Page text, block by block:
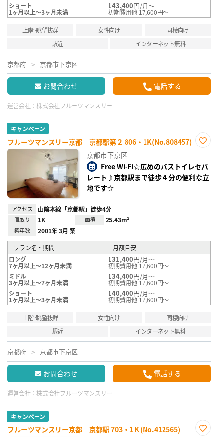
ショート
1ヶ月以上～3ヶ月未満
143,400円/月～
初期費用他 17,600円～
上階･眺望抜群 女性向け
同棲向け
駅近
インターネット無料
京都府 京都市下京区
お問合わせ 電話する
運営会社： 株式会社フルーツマンスリー
キャンペーン
フルーツマンスリー京都 京都駅第２ 806・1K(No.808457)
り登
録
京都市下京区
Free Wi-Fi☆広めのバストイレセパ
レート♪京都駅まで徒歩４分の便利な立
地です☆
アクセス 山陰本線「京都駅」徒歩4分
間取り 1K 面積 25.43m²
築年数 2001年 3月 築
プラン名・期間
月額目安
ロング
7ヶ月以上～12ヶ月未満
131,400円/月～
初期費用他 17,600円～
ミドル
3ヶ月以上～7ヶ月未満
134,400円/月～
初期費用他 17,600円～
ショート
1ヶ月以上～3ヶ月未満
140,400円/月～
初期費用他 17,600円～
上階･眺望抜群 女性向け
同棲向け
駅近
インターネット無料
京都府 京都市下京区
お問合わせ 電話する
運営会社： 株式会社フルーツマンスリー
キャンペーン
フルーツマンスリー京都 京都駅 703・1Ｋ(No.412565)